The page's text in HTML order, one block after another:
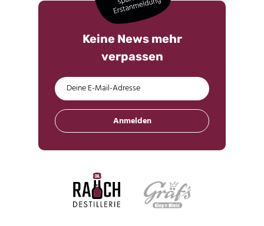
Keine News mehr
verpassen
Anmelden